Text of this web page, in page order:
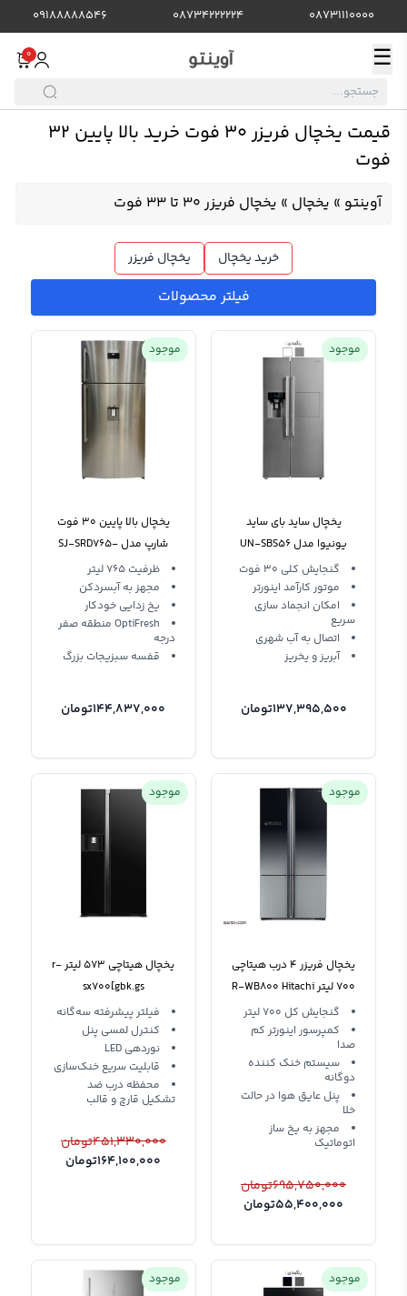
08731110000
08734222224
09188888546
☰
0
قیمت یخچال فریزر 30 فوت خرید بالا پایین 32
فوت
آوینتو » یخچال » یخچال فریزر 30 تا 33 فوت
خرید یخچال یخچال فریزر
فیلتر محصولات
موجود
یخچال ساید بای ساید
یونیوا مدل UN-SBS56
گنجایش کلی 30 فوت
موتور کارآمد اینورتر
امکان انجماد سازی
سریع
اتصال بە آب شهری
آبریز و یخریز
137,395,500تومان
موجود
یخچال بالا پایین 30 فوت
شارپ مدل SJ-SRD765-
SS3 ظرفیت 765 لیتر
مجهز به آبسردکن
یخ زدایی خودکار
OptiFresh منطقه صفر
درجه
قفسه سبزیجات بزرگ
144,837,000تومان
موجود
یخچال فریزر 4 درب هیتاچی
700 لیتر R-WB800 Hitachi
French Refrigerator
گنجایش کل 700 لیتر
کمپرسور اینورتر کم
صدا
سیستم خنک کننده
دوگانه
پنل عایق هوا در حالت
خلا
مجهز به یخ ساز
اتوماتیک
55,400,000تومان
695,750,000تومان
موجود
یخچال هیتاچی 573 لیتر r-
sx700[gbk.gs
فیلتر پیشرفته سه‌گانه
کنترل لمسی پنل
نوردهی LED
قابلیت سریع خنک‌سازی
محفظه درب ضد
تشکیل قارچ و قالب
164,100,000تومان
451,330,000تومان
موجود موجود